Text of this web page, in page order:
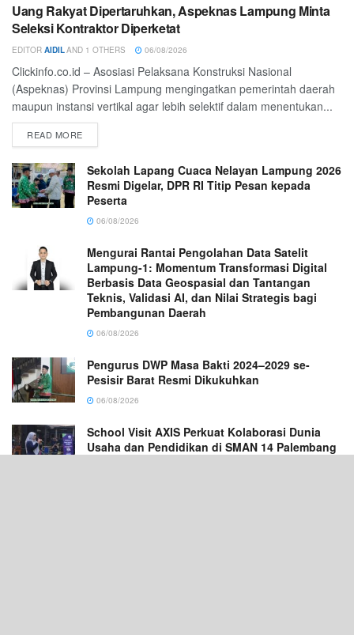
Uang Rakyat Dipertaruhkan, Aspeknas Lampung Minta
Seleksi Kontraktor Diperketat
EDITOR AIDILAND 1 OTHERS 06/08/2026
Clickinfo.co.id – Asosiasi Pelaksana Konstruksi Nasional
(Aspeknas) Provinsi Lampung mengingatkan pemerintah daerah
maupun instansi vertikal agar lebih selektif dalam menentukan...
READ MORE
Sekolah Lapang Cuaca Nelayan Lampung 2026
Resmi Digelar, DPR RI Titip Pesan kepada
Peserta
06/08/2026
Mengurai Rantai Pengolahan Data Satelit
Lampung-1: Momentum Transformasi Digital
Berbasis Data Geospasial dan Tantangan
Teknis, Validasi AI, dan Nilai Strategis bagi
Pembangunan Daerah
06/08/2026
Pengurus DWP Masa Bakti 2024–2029 se-
Pesisir Barat Resmi Dikukuhkan
06/08/2026
School Visit AXIS Perkuat Kolaborasi Dunia
Usaha dan Pendidikan di SMAN 14 Palembang